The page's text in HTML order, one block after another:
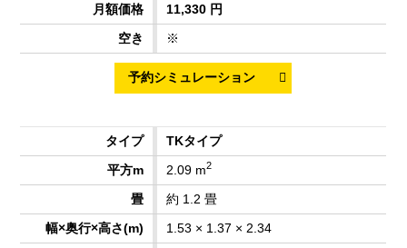
11,330 円
※
TKタイプ
2.09 m2
約 1.2 畳
1.53 × 1.37 × 2.34